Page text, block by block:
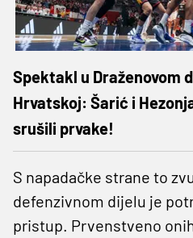
Spektakl u Draženovom
Hrvatskoj: Šarić i
srušili prvake!
S napadačke strane to
defenzivnom dijelu je
pristup. Prvenstveno